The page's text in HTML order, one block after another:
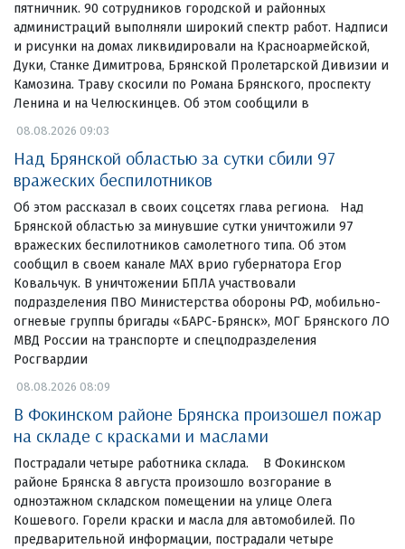
пятничник. 90 сотрудников городской и районных
администраций выполняли широкий спектр работ. Надписи
и рисунки на домах ликвидировали на Красноармейской,
Дуки, Станке Димитрова, Брянской Пролетарской Дивизии и
Камозина. Траву скосили по Романа Брянского, проспекту
Ленина и на Челюскинцев. Об этом сообщили в
08.08.2026 09:03
Над Брянской областью за сутки сбили 97
вражеских беспилотников
Об этом рассказал в своих соцсетях глава региона. Над
Брянской областью за минувшие сутки уничтожили 97
вражеских беспилотников самолетного типа. Об этом
сообщил в своем канале МАХ врио губернатора Егор
Ковальчук. В уничтожении БПЛА участвовали
подразделения ПВО Министерства обороны РФ, мобильно-
огневые группы бригады «БАРС-Брянск», МОГ Брянского ЛО
МВД России на транспорте и спецподразделения
Росгвардии
08.08.2026 08:09
В Фокинском районе Брянска произошел пожар
на складе с красками и маслами
Пострадали четыре работника склада. В Фокинском
районе Брянска 8 августа произошло возгорание в
одноэтажном складском помещении на улице Олега
Кошевого. Горели краски и масла для автомобилей. По
предварительной информации, пострадали четыре